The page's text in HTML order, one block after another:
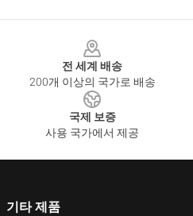
전 세계 배송
200개 이상의 국가로 배송
국제 보증
사용 국가에서 제공
기타 제품